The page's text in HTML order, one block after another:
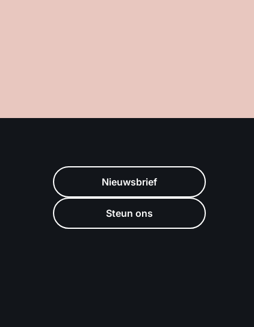
Nieuwsbrief
Steun ons